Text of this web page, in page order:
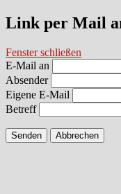
Link per Mail
Fenster schließen
E-Mail an
Absender
Eigene E-Mail
Betreff
Senden Abbrechen